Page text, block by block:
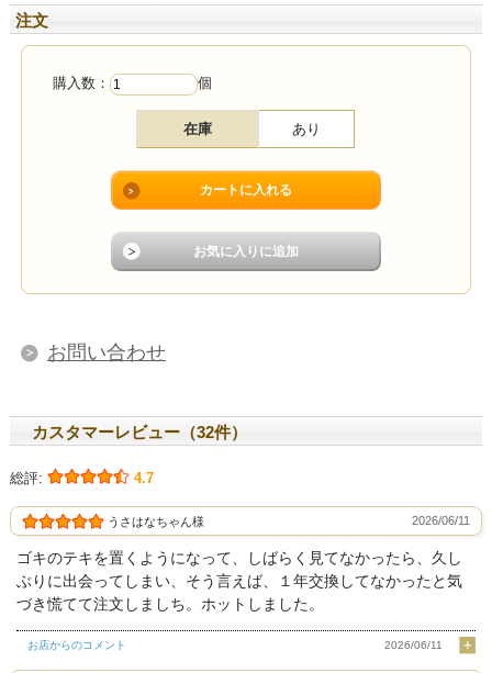
注文
購入数： 個
在庫 あり
お問い合わせ
カスタマーレビュー（32件）
総評: 4.7
うさはなちゃん様 2026/06/11
ゴキのテキを置くようになって、しばらく見てなかったら、久し
ぶりに出会ってしまい、そう言えば、１年交換してなかったと気
づき慌てて注文しましち。ホットしました。
お店からのコメント 2026/06/11